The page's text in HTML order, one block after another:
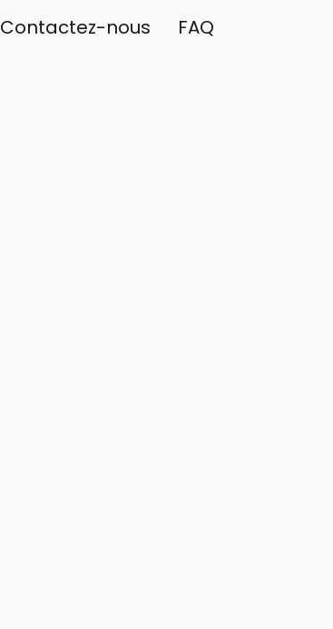
Contactez-nous FAQ